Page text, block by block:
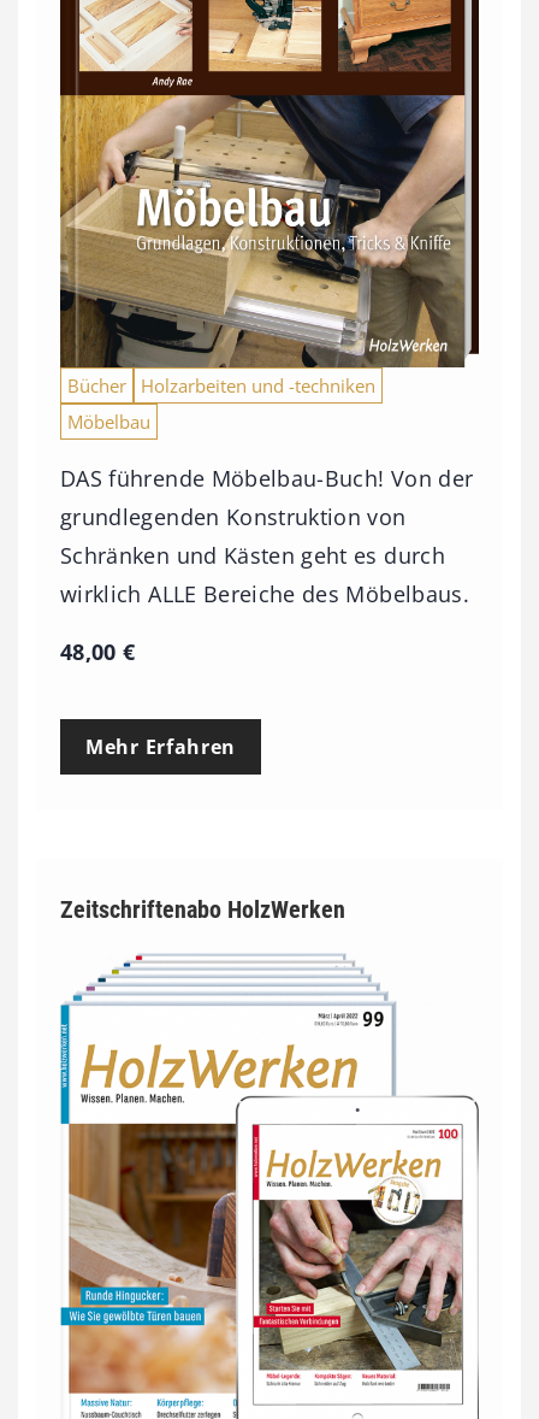
Bücher
Holzarbeiten und -techniken
Möbelbau
DAS führende Möbelbau-Buch! Von der
grundlegenden Konstruktion von
Schränken und Kästen geht es durch
wirklich ALLE Bereiche des Möbelbaus.
48,00€
Mehr Erfahren
Zeitschriftenabo HolzWerken